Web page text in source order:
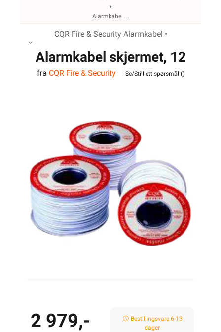
Alarmkabel
CQR Fire & Security Alarmkabel •
Alarmkabel skjermet, 12
leder
fra CQR Fire & Security Se/Still ett spørsmål ()
2 979,-
Bestillingsvare 6-13
dager